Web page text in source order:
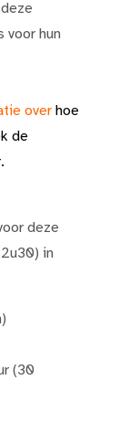
voor hun
over hoe
de
deze
in
(30